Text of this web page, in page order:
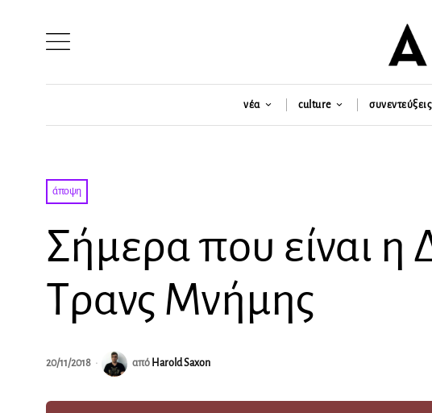
νέα culture συνεντεύξεις
άποψη
Σήμερα που είναι η
Τρανς Μνήμης
20/11/2018 από Harold Saxon